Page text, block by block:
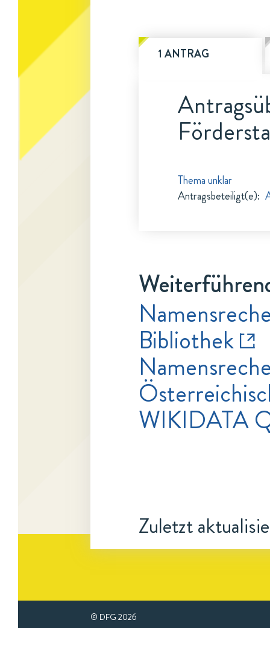
1 ANTRAG
Thema unklar
Antragsbeteiligt(e):
Bibliothek
WIKIDATA
Zuletzt
© DFG 2026